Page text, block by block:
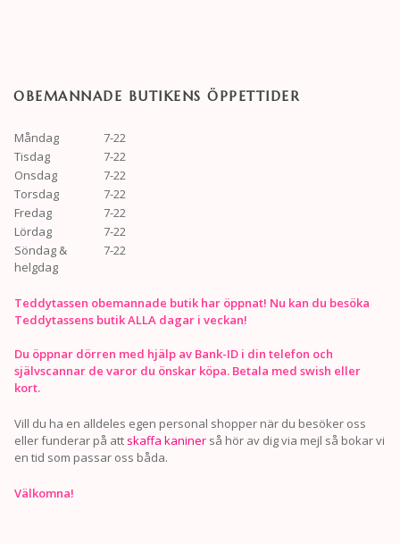
OBEMANNADE BUTIKENS ÖPPETTIDER
Måndag
7-22
Tisdag
7-22
Onsdag
7-22
Torsdag
7-22
Fredag
7-22
Lördag
7-22
Söndag &
helgdag
7-22
Teddytassen obemannade butik har öppnat! Nu kan du besöka
Teddytassens butik ALLA dagar i veckan!
Du öppnar dörren med hjälp av Bank-ID i din telefon och
självscannar de varor du önskar köpa. Betala med swish eller
kort.
Vill du ha en alldeles egen personal shopper när du besöker oss
eller funderar på att skaffa kaniner så hör av dig via mejl så bokar vi
en tid som passar oss båda.
Välkomna!